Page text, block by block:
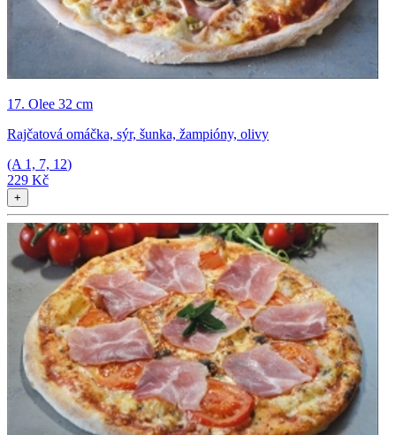
17. Olee 32 cm
Rajčatová omáčka, sýr, šunka, žampióny, olivy
(A 1, 7, 12)
229 Kč
+